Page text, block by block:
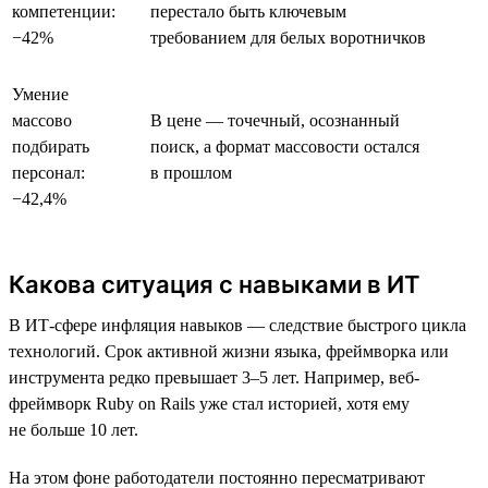
компетенции:
−42%
перестало быть ключевым
требованием для белых воротничков
Умение
массово
подбирать
персонал:
−42,4%
В цене — точечный, осознанный
поиск, а формат массовости остался
в прошлом
Какова ситуация с навыками в ИТ
В ИТ-сфере инфляция навыков — следствие быстрого цикла
технологий. Срок активной жизни языка, фреймворка или
инструмента редко превышает 3–5 лет. Например, веб-
фреймворк Ruby on Rails уже стал историей, хотя ему
не больше 10 лет.
На этом фоне работодатели постоянно пересматривают